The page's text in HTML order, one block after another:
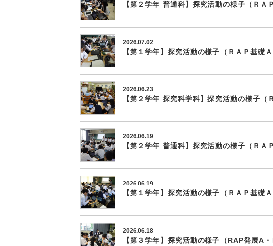
【第２学年 普通科】探究活動の様子（ＲＡ
2026.07.02
【第１学年】探究活動の様子（ＲＡＰ基礎Ａ
2026.06.23
【第２学年 探究科学科】探究活動の様子（
2026.06.19
【第２学年 普通科】探究活動の様子（ＲＡ
2026.06.19
【第１学年】探究活動の様子（ＲＡＰ基礎Ａ
2026.06.18
【第３学年】探究活動の様子（RAP発展A・